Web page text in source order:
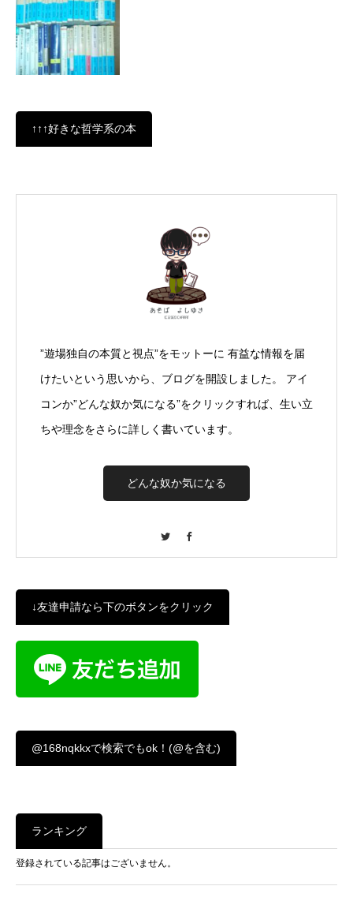
↑↑↑好きな哲学系の本
”遊場独自の本質と視点”をモットーに 有益な情報を届
けたいという思いから、ブログを開設しました。 アイ
コンか”どんな奴か気になる”をクリックすれば、生い立
ちや理念をさらに詳しく書いています。
どんな奴か気になる
↓友達申請なら下のボタンをクリック
@168nqkkxで検索でもok！(@を含む)
ランキング
登録されている記事はございません。